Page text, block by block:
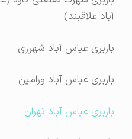
آباد علاقبند)
باربری عباس آباد شهرری
باربری عباس آباد ورامین
باربری عباس آباد تهران